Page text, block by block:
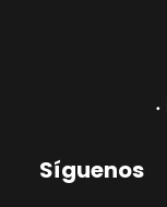
•
Síguenos